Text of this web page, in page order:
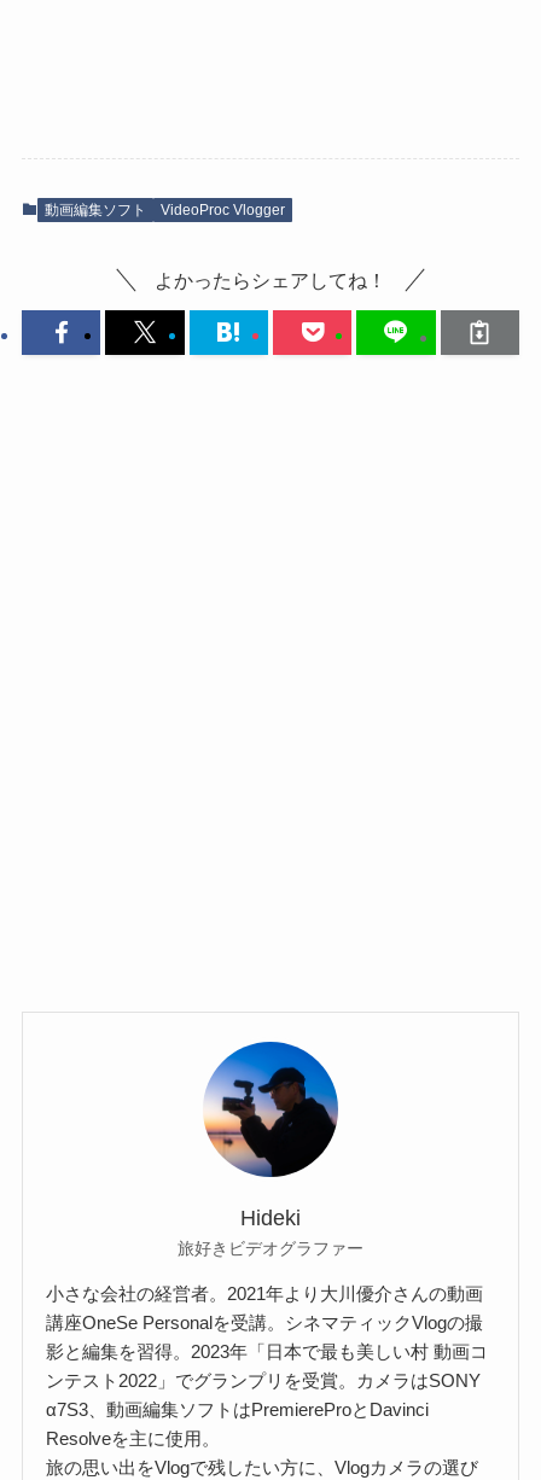
動画編集ソフト VideoProc Vlogger
よかったらシェアしてね！
Hideki
旅好きビデオグラファー
小さな会社の経営者。2021年より大川優介さんの動画
講座OneSe Personalを受講。シネマティックVlogの撮
影と編集を習得。2023年「日本で最も美しい村 動画コ
ンテスト2022」でグランプリを受賞。カメラはSONY
α7S3、動画編集ソフトはPremiereProとDavinci
Resolveを主に使用。
旅の思い出をVlogで残したい方に、Vlogカメラの選び